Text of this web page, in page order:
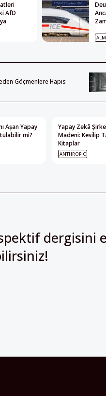
AfD
Göçmenlere Hapis
Aşan Yapay
mi?
Yapay Zekâ
Madeni: Kesilip
Kitaplar
ANTHROPIC
dergisini